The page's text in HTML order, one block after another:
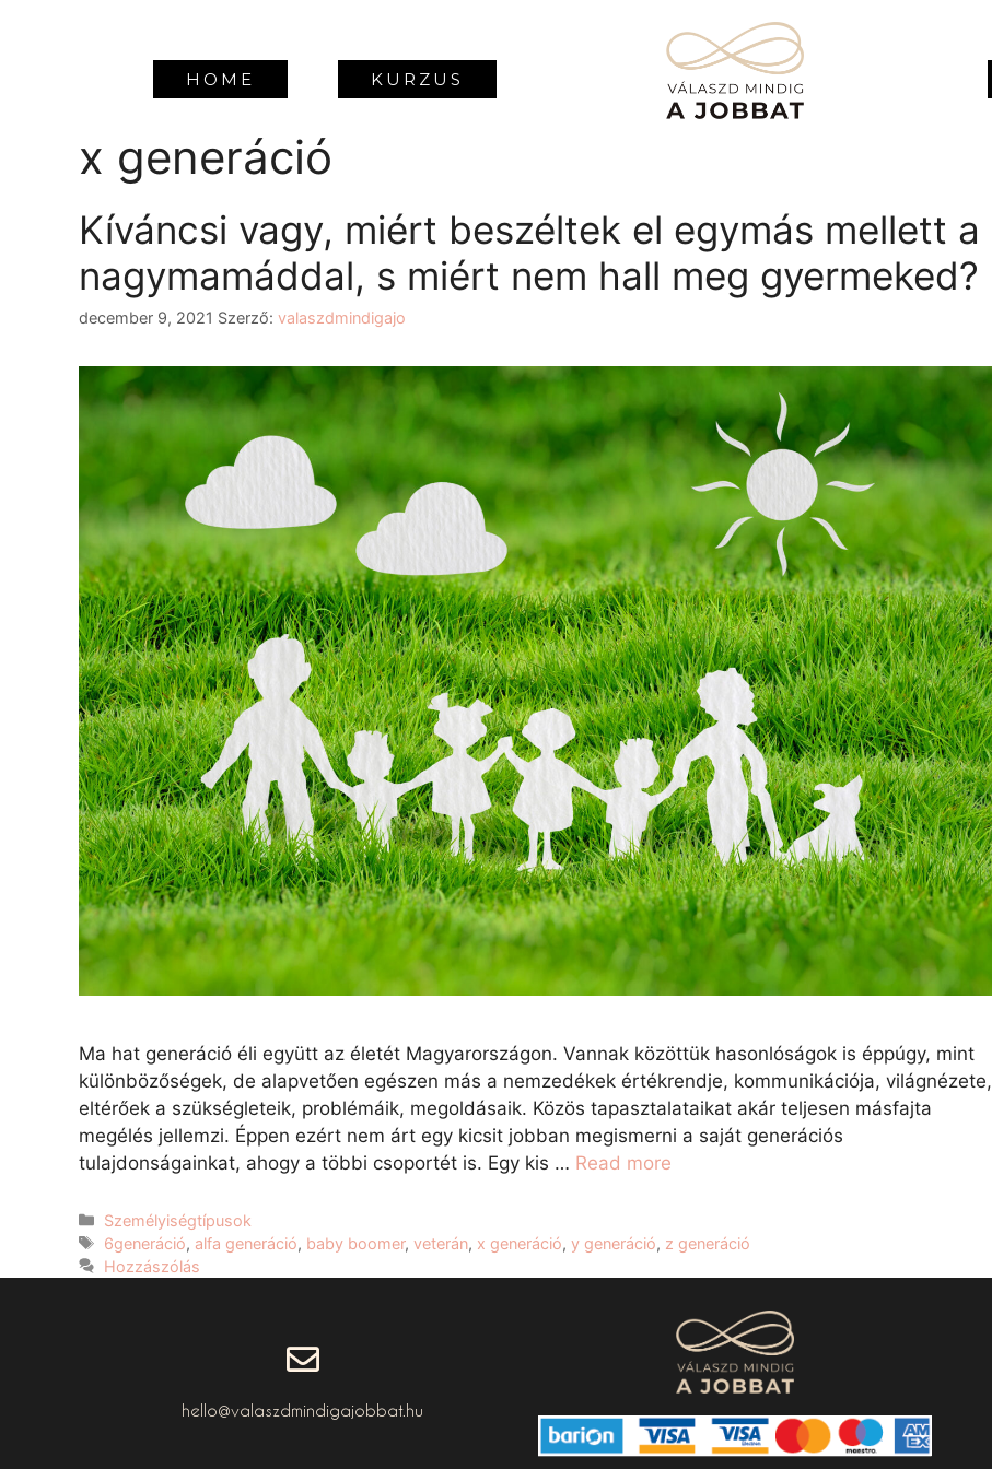
HOME KURZUS
x generáció
Kíváncsi vagy, miért beszéltek el egymás mellett a
nagymamáddal, s miért nem hall meg gyermeked?
december 9, 2021 Szerző: valaszdmindigajo
Ma hat generáció éli együtt az életét Magyarországon. Vannak közöttük hasonlóságok is éppúgy, mint
különbözőségek, de alapvetően egészen más a nemzedékek értékrendje, kommunikációja, világnézete,
eltérőek a szükségleteik, problémáik, megoldásaik. Közös tapasztalataikat akár teljesen másfajta
megélés jellemzi. Éppen ezért nem árt egy kicsit jobban megismerni a saját generációs
tulajdonságainkat, ahogy a többi csoportét is. Egy kis … Read more
Személyiségtípusok
6generáció, alfa generáció, baby boomer,veterán, x generáció,y generáció, z generáció
Hozzászólás
hello@valaszdmindigajobbat.hu